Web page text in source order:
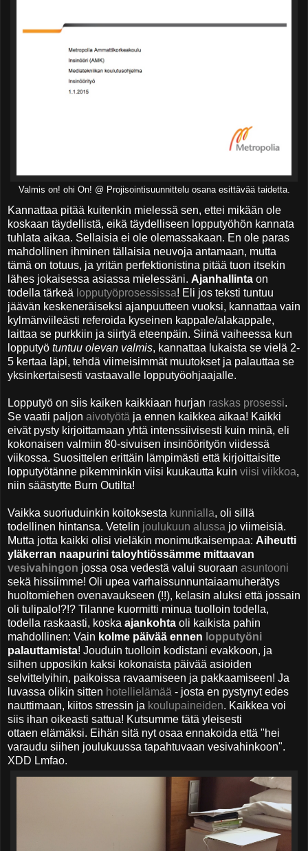
Valmis on! ohi On! @ Projisointisuunnittelu osana esittävää taidetta.
Kannattaa pitää kuitenkin mielessä sen, ettei mikään ole
koskaan täydellistä, eikä täydelliseen lopputyöhön kannata
tuhlata aikaa. Sellaisia ei ole olemassakaan. En ole paras
mahdollinen ihminen tällaisia neuvoja antamaan, mutta
tämä on totuus, ja yritän perfektionistina pitää tuon itsekin
lähes jokaisessa asiassa mielessäni. Ajanhallinta on
todella tärkeä lopputyöprosessissa! Eli jos teksti tuntuu
jäävän keskeneräiseksi ajanpuutteen vuoksi, kannattaa vain
kylmänviileästi referoida kyseinen kappale/alakappale,
laittaa se purkkiin ja siirtyä eteenpäin. Siinä vaiheessa kun
lopputyö tuntuu olevan valmis, kannattaa lukaista se vielä 2-
5 kertaa läpi, tehdä viimeisimmät muutokset ja palauttaa se
yksinkertaisesti vastaavalle lopputyöohjaajalle.
Lopputyö on siis kaiken kaikkiaan hurjan raskas prosessi.
Se vaatii paljon aivotyötä ja ennen kaikkea aikaa! Kaikki
eivät pysty kirjoittamaan yhtä intenssiivisesti kuin minä, eli
kokonaisen valmiin 80-sivuisen insinöörityön viidessä
viikossa. Suosittelen erittäin lämpimästi että kirjoittaisitte
lopputyötänne pikemminkin viisi kuukautta kuin viisi viikkoa,
niin säästytte Burn Outilta!
Vaikka suoriuduinkin koitoksesta kunnialla, oli sillä
todellinen hintansa. Vetelin joulukuun alussa jo viimeisiä.
Mutta jotta kaikki olisi vieläkin monimutkaisempaa: Aiheutti
yläkerran naapurini taloyhtiössämme mittaavan
vesivahingon jossa osa vedestä valui suoraan asuntooni
sekä hissiimme! Oli upea varhaissunnuntaiaamuherätys
huoltomiehen ovenavaukseen (!!), kelasin aluksi että jossain
oli tulipalo!?!? Tilanne kuormitti minua tuolloin todella,
todella raskaasti, koska ajankohta oli kaikista pahin
mahdollinen: Vain kolme päivää ennen lopputyöni
palauttamista! Jouduin tuolloin kodistani evakkoon, ja
siihen upposikin kaksi kokonaista päivää asioiden
selvittelyihin, paikoissa ravaamiseen ja pakkaamiseen! Ja
luvassa olikin sitten hotellielämää - josta en pystynyt edes
nauttimaan, kiitos stressin ja koulupaineiden. Kaikkea voi
siis ihan oikeasti sattua! Kutsumme tätä yleisesti
ottaen elämäksi. Eihän sitä nyt osaa ennakoida että "hei
varaudu siihen joulukuussa tapahtuvaan vesivahinkoon".
XDD Lmfao.